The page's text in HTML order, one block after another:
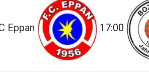
Eppan 17:00